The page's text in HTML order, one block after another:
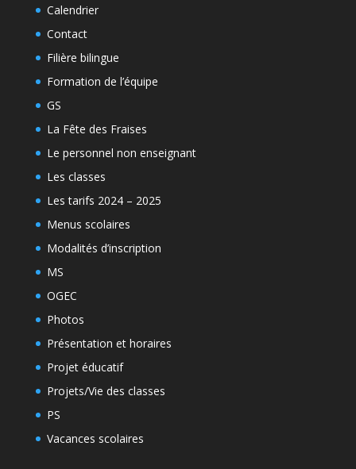
Calendrier
Contact
Filière bilingue
Formation de l’équipe
GS
La Fête des Fraises
Le personnel non enseignant
Les classes
Les tarifs 2024 – 2025
Menus scolaires
Modalités d’inscription
MS
OGEC
Photos
Présentation et horaires
Projet éducatif
Projets/Vie des classes
PS
Vacances scolaires